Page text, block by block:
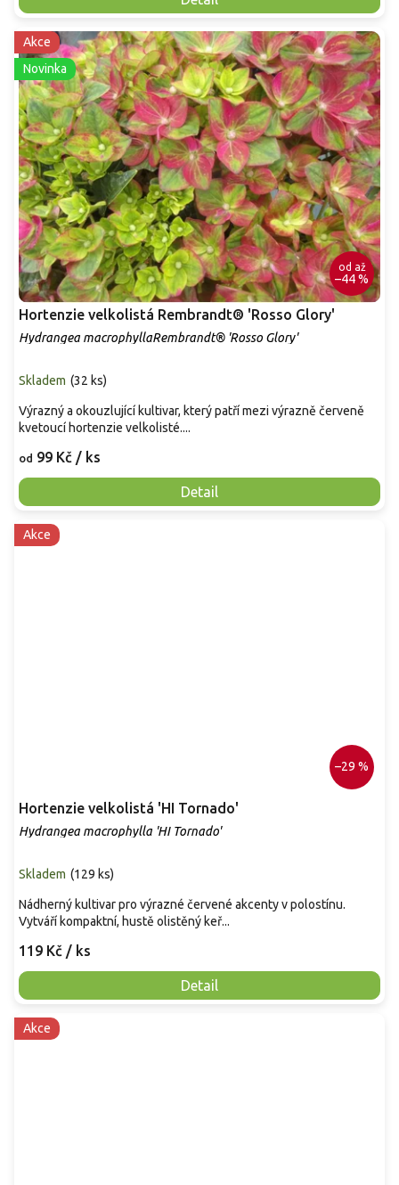
Akce
Novinka
od až
–44 %
Hortenzie velkolistá Rembrandt® 'Rosso Glory'
Hydrangea macrophyllaRembrandt® 'Rosso Glory'
Skladem (32 ks)
od 99 Kč / ks
Detail
Výrazný a okouzlující kultivar, který patří mezi výrazně červeně
kvetoucí hortenzie velkolisté....
Akce
–29 %
Hortenzie velkolistá 'HI Tornado'
Hydrangea macrophylla 'HI Tornado'
Skladem (129 ks)
119 Kč / ks
Detail
Nádherný kultivar pro výrazné červené akcenty v polostínu.
Vytváří kompaktní, hustě olistěný keř...
Akce